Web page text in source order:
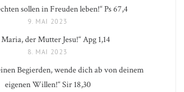
sollen in Freuden leben!“ Ps 67,4
9. MAI 2023
der Mutter Jesu!“ Apg 1,14
8. MAI 2023
Begierden, wende dich ab von deinem
eigenen Willen!“ Sir 18,30